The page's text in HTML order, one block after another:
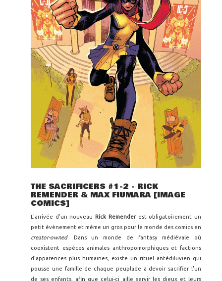
THE SACRIFICERS #1-2 - RICK
REMENDER & MAX FIUMARA [IMAGE
COMICS]
L'arrivée d'un nouveau Rick Remender est obligatoirement un
petit évènement et même un gros pour le monde des comics en
creator-owned. Dans un monde de fantasy médiévale où
coexistent espèces animales anthropomorphiques et factions
d'apparences plus humaines, existe un rituel antédiluvien qui
pousse une famille de chaque peuplade à devoir sacrifier l'un
de ses enfants, afin que celui-ci aille servir les dieux et leurs